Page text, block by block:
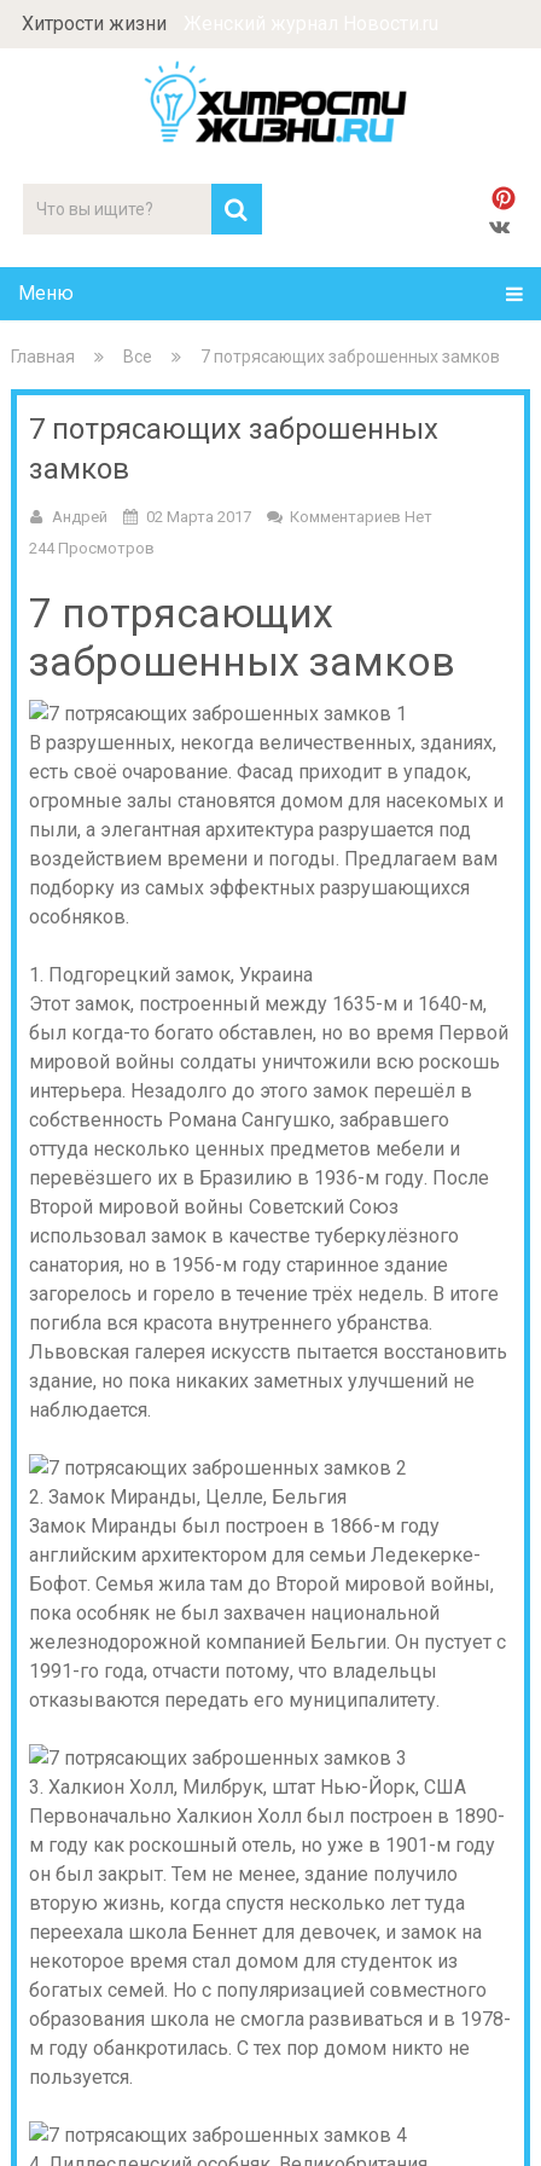
Хитрости жизни
Меню
Главная Все 7 потрясающих заброшенных замков
7 потрясающих заброшенных
замков
Андрей 02 Марта 2017
Комментариев Нет
244 Просмотров
7 потрясающих
заброшенных замков
В разрушенных, некогда величественных, зданиях,
есть своё очарование. Фасад приходит в упадок,
огромные залы становятся домом для насекомых и
пыли, а элегантная архитектура разрушается под
воздействием времени и погоды. Предлагаем вам
подборку из самых эффектных разрушающихся
особняков.
1. Подгорецкий замок, Украина
Этот замок, построенный между 1635-м и 1640-м,
был когда-то богато обставлен, но во время Первой
мировой войны солдаты уничтожили всю роскошь
интерьера. Незадолго до этого замок перешёл в
собственность Романа Сангушко, забравшего
оттуда несколько ценных предметов мебели и
перевёзшего их в Бразилию в 1936-м году. После
Второй мировой войны Советский Союз
использовал замок в качестве туберкулёзного
санатория, но в 1956-м году старинное здание
загорелось и горело в течение трёх недель. В итоге
погибла вся красота внутреннего убранства.
Львовская галерея искусств пытается восстановить
здание, но пока никаких заметных улучшений не
наблюдается.
2. Замок Миранды, Целле, Бельгия
Замок Миранды был построен в 1866-м году
английским архитектором для семьи Ледекерке-
Бофот. Семья жила там до Второй мировой войны,
пока особняк не был захвачен национальной
железнодорожной компанией Бельгии. Он пустует с
1991-го года, отчасти потому, что владельцы
отказываются передать его муниципалитету.
3. Халкион Холл, Милбрук, штат Нью-Йорк, США
Первоначально Халкион Холл был построен в 1890-
м году как роскошный отель, но уже в 1901-м году
он был закрыт. Тем не менее, здание получило
вторую жизнь, когда спустя несколько лет туда
переехала школа Беннет для девочек, и замок на
некоторое время стал домом для студенток из
богатых семей. Но с популяризацией совместного
образования школа не смогла развиваться и в 1978-
м году обанкротилась. С тех пор домом никто не
пользуется.